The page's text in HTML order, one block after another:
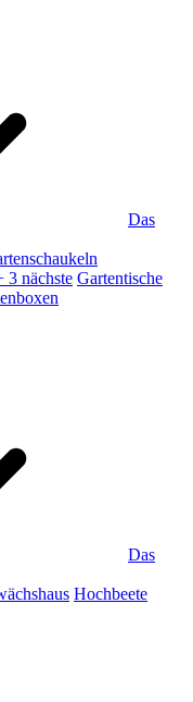
Das
3 nächste Gartentische
Das
Hochbeete